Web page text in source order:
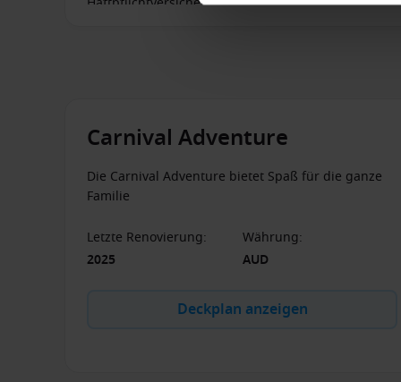
Carnival Adventure
Die Carnival Adventure bietet Spaß für die ganze
Familie
Letzte Renovierung:
2025
Währung:
AUD
Deckplan anzeigen